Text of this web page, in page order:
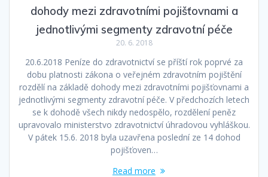
dohody mezi zdravotními pojišťovnami a
jednotlivými segmenty zdravotní péče
20. 6. 2018
20.6.2018 Peníze do zdravotnictví se příští rok poprvé za
dobu platnosti zákona o veřejném zdravotním pojištění
rozdělí na základě dohody mezi zdravotními pojišťovnami a
jednotlivými segmenty zdravotní péče. V předchozích letech
se k dohodě všech nikdy nedospělo, rozdělení peněz
upravovalo ministerstvo zdravotnictví úhradovou vyhláškou.
V pátek 15.6. 2018 byla uzavřena poslední ze 14 dohod
pojišťoven…
Read more